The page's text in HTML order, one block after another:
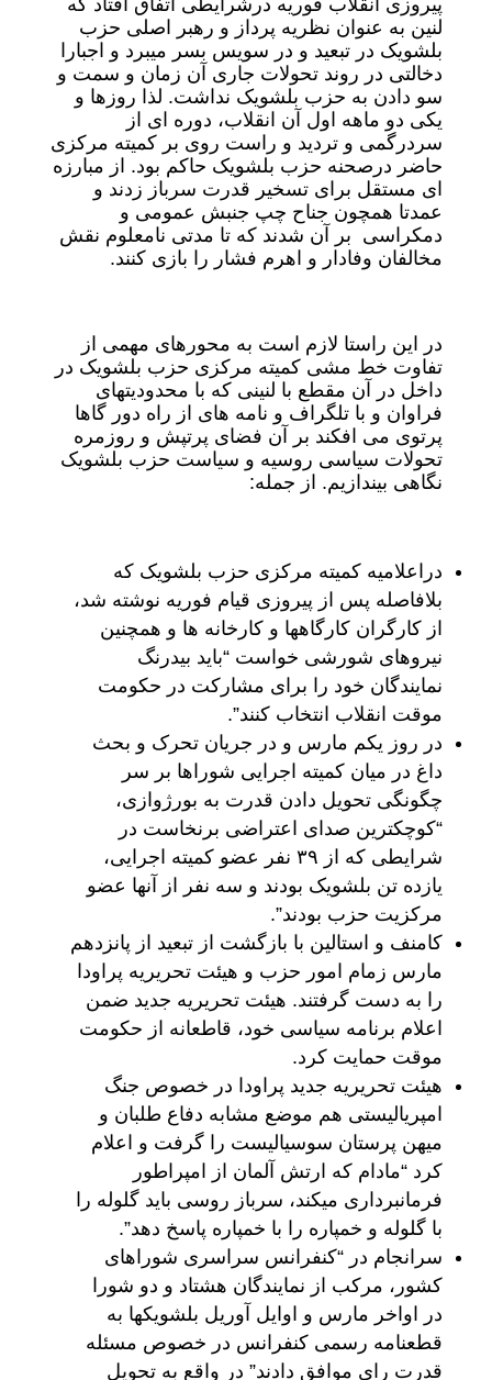
پیروزی انقلاب فوریه درشرایطی اتفاق افتاد که
لنین به عنوان نظریه پرداز و رهبر اصلی حزب
بلشویک در تبعید و در سویس بسر میبرد و اجبارا
دخالتی در روند تحولات جاری آن زمان و سمت و
سو دادن به حزب بلشویک نداشت. لذا روزها و
یکی دو ماهه اول آن انقلاب، دوره ای از
سردرگمی و تردید و راست روی بر کمیته مرکزی
حاضر درصحنه حزب بلشویک حاکم بود. از مبارزه
ای مستقل برای تسخیر قدرت سرباز زدند و
عمدتا همچون جناح چپ جنبش عمومی و
دمکراسی بر آن شدند که تا مدتی نامعلوم نقش
مخالفان وفادار و اهرم فشار را بازی کنند.
در این راستا لازم است به محورهای مهمی از
تفاوت خط مشی کمیته مرکزی حزب بلشویک در
داخل در آن مقطع با لنینی که با محدودیتهای
فراوان و با تلگراف و نامه های از راه دور گاها
پرتوی می افکند بر آن فضای پرتپش و روزمره
تحولات سیاسی روسیه و سیاست حزب بلشویک
نگاهی بیندازیم. از جمله:
دراعلامیه کمیته مرکزی حزب بلشویک که
بلافاصله پس از پیروزی قیام فوریه نوشته شد،
از کارگران کارگاهها و کارخانه ها و همچنین
نیروهای شورشی خواست “باید بیدرنگ
نمایندگان خود را برای مشارکت در حکومت
موقت انقلاب انتخاب کنند”.
در روز یکم مارس و در جریان تحرک و بحث
داغ در میان کمیته اجرایی شوراها بر سر
چگونگی تحویل دادن قدرت به بورژوازی،
“کوچکترین صدای اعتراضی برنخاست در
شرایطی که از ٣٩ نفر عضو کمیته اجرایی،
یازده تن بلشویک بودند و سه نفر از آنها عضو
مرکزیت حزب بودند”.
کامنف و استالین با بازگشت از تبعید از پانزدهم
مارس زمام امور حزب و هیئت تحریریه پراودا
را به دست گرفتند. هیئت تحریریه جدید ضمن
اعلام برنامه سیاسی خود، قاطعانه از حکومت
موقت حمایت کرد.
هیئت تحریریه جدید پراودا در خصوص جنگ
امپریالیستی هم موضع مشابه دفاع طلبان و
میهن پرستان سوسیالیست را گرفت و اعلام
کرد “مادام که ارتش آلمان از امپراطور
فرمانبرداری میکند، سرباز روسی باید گلوله را
با گلوله و خمپاره را با خمپاره پاسخ دهد”.
سرانجام در “کنفرانس سراسری شوراهای
کشور، مرکب از نمایندگان هشتاد و دو شورا
در اواخر مارس و اوایل آوریل بلشویکها به
قطعنامه رسمی کنفرانس در خصوص مسئله
قدرت رای موافق دادند” در واقع به تحویل